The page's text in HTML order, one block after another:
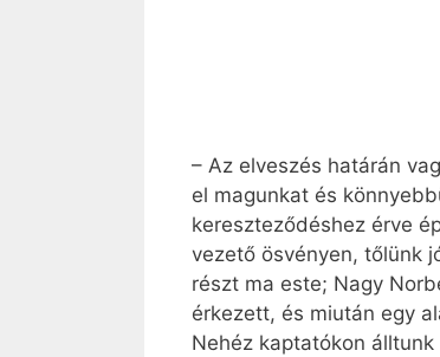
– Az elveszés határán
el magunkat és
kereszteződéshez érve
vezető ösvényen, tőlünk
részt ma este; Nagy
érkezett, és miután egy
Nehéz kaptatókon